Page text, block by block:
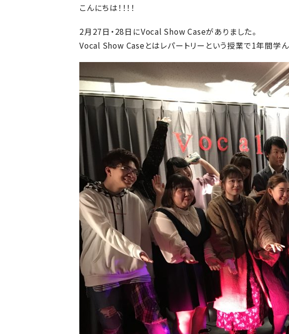
こんにちは！！！！
2月27日・28日にVocal Show Caseがありました。
Vocal Show Caseとはレパートリーという授業で1年間学ん